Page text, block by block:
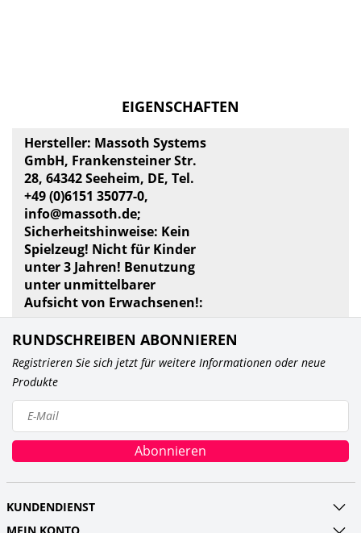
EIGENSCHAFTEN
Hersteller: Massoth Systems
GmbH, Frankensteiner Str.
28, 64342 Seeheim, DE, Tel.
+49 (0)6151 35077-0,
info@massoth.de;
Sicherheitshinweise: Kein
Spielzeug! Nicht für Kinder
unter 3 Jahren! Benutzung
unter unmittelbarer
Aufsicht von Erwachsenen!:
RUNDSCHREIBEN ABONNIEREN
Registrieren Sie sich jetzt für weitere Informationen oder neue
Produkte
Abonnieren
KUNDENDIENST
MEIN KONTO